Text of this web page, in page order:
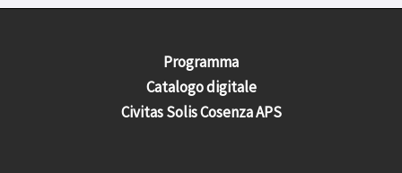
Programma
Catalogo digitale
Civitas Solis Cosenza APS